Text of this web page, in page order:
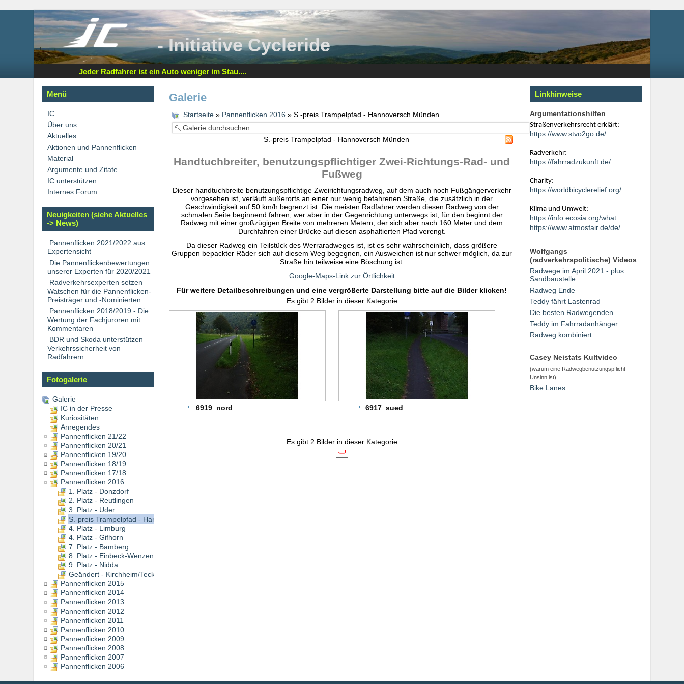
- Initiative Cycleride
Jeder Radfahrer ist ein Auto weniger im Stau....
Menü
IC
Über uns
Aktuelles
Aktionen und Pannenflicken
Material
Argumente und Zitate
IC unterstützen
Internes Forum
Neuigkeiten (siehe Aktuelles
-> News)
Pannenflicken 2021/2022 aus
Expertensicht
Die Pannenflickenbewertungen
unserer Experten für 2020/2021
Radverkehrsexperten setzen
Watschen für die Pannenflicken-
Preisträger und -Nominierten
Pannenflicken 2018/2019 - Die
Wertung der Fachjuroren mit
Kommentaren
BDR und Skoda unterstützen
Verkehrssicherheit von
Radfahrern
Fotogalerie
Galerie
IC in der Presse
Kuriositäten
Anregendes
Pannenflicken 21/22
Pannenflicken 20/21
Pannenflicken 19/20
Pannenflicken 18/19
Pannenflicken 17/18
Pannenflicken 2016
1. Platz - Donzdorf
2. Platz - Reutlingen
3. Platz - Uder
S.-preis Trampelpfad - Hannoversch Münden
4. Platz - Limburg
4. Platz - Gifhorn
7. Platz - Bamberg
8. Platz - Einbeck-Wenzen
9. Platz - Nidda
Geändert - Kirchheim/Teck
Pannenflicken 2015
Pannenflicken 2014
Pannenflicken 2013
Pannenflicken 2012
Pannenflicken 2011
Pannenflicken 2010
Pannenflicken 2009
Pannenflicken 2008
Pannenflicken 2007
Pannenflicken 2006
Galerie
Startseite » Pannenflicken 2016 » S.-preis Trampelpfad - Hannoversch Münden
S.-preis Trampelpfad - Hannoversch Münden
Handtuchbreiter, benutzungspflichtiger Zwei-Richtungs-Rad- und
Fußweg
Dieser handtuchbreite benutzungspflichtige Zweirichtungsradweg, auf dem auch noch Fußgängerverkehr
vorgesehen ist, verläuft außerorts an einer nur wenig befahrenen Straße, die zusätzlich in der
Geschwindigkeit auf 50 km/h begrenzt ist. Die meisten Radfahrer werden diesen Radweg von der
schmalen Seite beginnend fahren, wer aber in der Gegenrichtung unterwegs ist, für den beginnt der
Radweg mit einer großzügigen Breite von mehreren Metern, der sich aber nach 160 Meter und dem
Durchfahren einer Brücke auf diesen asphaltierten Pfad verengt.
Da dieser Radweg ein Teilstück des Werraradweges ist, ist es sehr wahrscheinlich, dass größere
Gruppen bepackter Räder sich auf diesem Weg begegnen, ein Ausweichen ist nur schwer möglich, da zur
Straße hin teilweise eine Böschung ist.
Google-Maps-Link zur Örtlichkeit
Für weitere Detailbeschreibungen und eine vergrößerte Darstellung bitte auf die Bilder klicken!
Es gibt 2 Bilder in dieser Kategorie
6919_nord 6917_sued
Es gibt 2 Bilder in dieser Kategorie
Linkhinweise
Argumentationshilfen
Straßenverkehrsrecht erklärt:
https://www.stvo2go.de/
Radverkehr:
https://fahrradzukunft.de/
Charity:
https://worldbicyclerelief.org/
Klima und Umwelt:
https://info.ecosia.org/what
https://www.atmosfair.de/de/
Wolfgangs
(radverkehrspolitische) Videos
Radwege im April 2021 - plus
Sandbaustelle
Radweg Ende
Teddy fährt Lastenrad
Die besten Radwegenden
Teddy im Fahrradanhänger
Radweg kombiniert
Casey Neistats Kultvideo
(warum eine Radwegbenutzungspflicht
Unsinn ist)
Bike Lanes